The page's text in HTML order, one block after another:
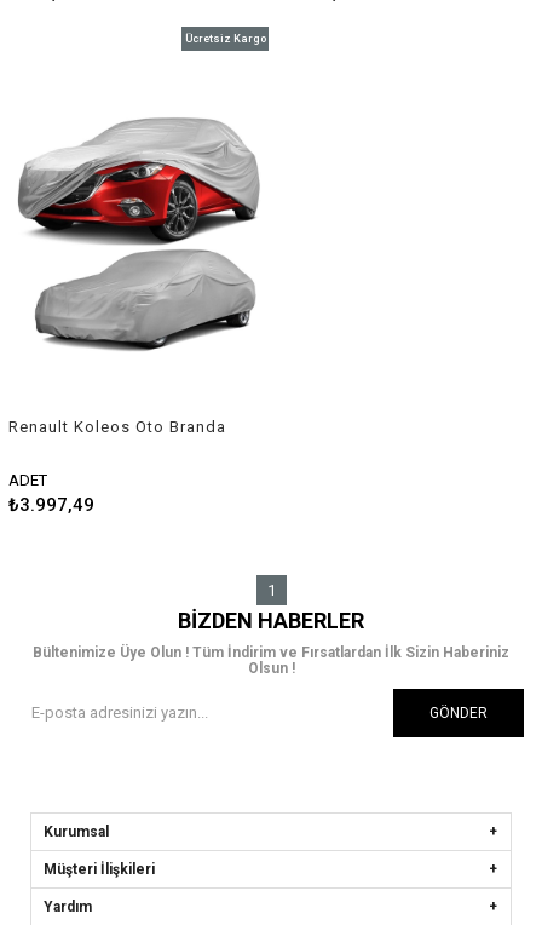
Renault Koleos Oto Branda
ADET
₺3.997,49
Ücretsiz Kargo
1
BIZDEN HABERLER
Bültenimize Üye Olun ! Tüm İndirim ve Fırsatlardan İlk Sizin Haberiniz
Olsun !
GÖNDER
Kurumsal
Müşteri İlişkileri
Yardım